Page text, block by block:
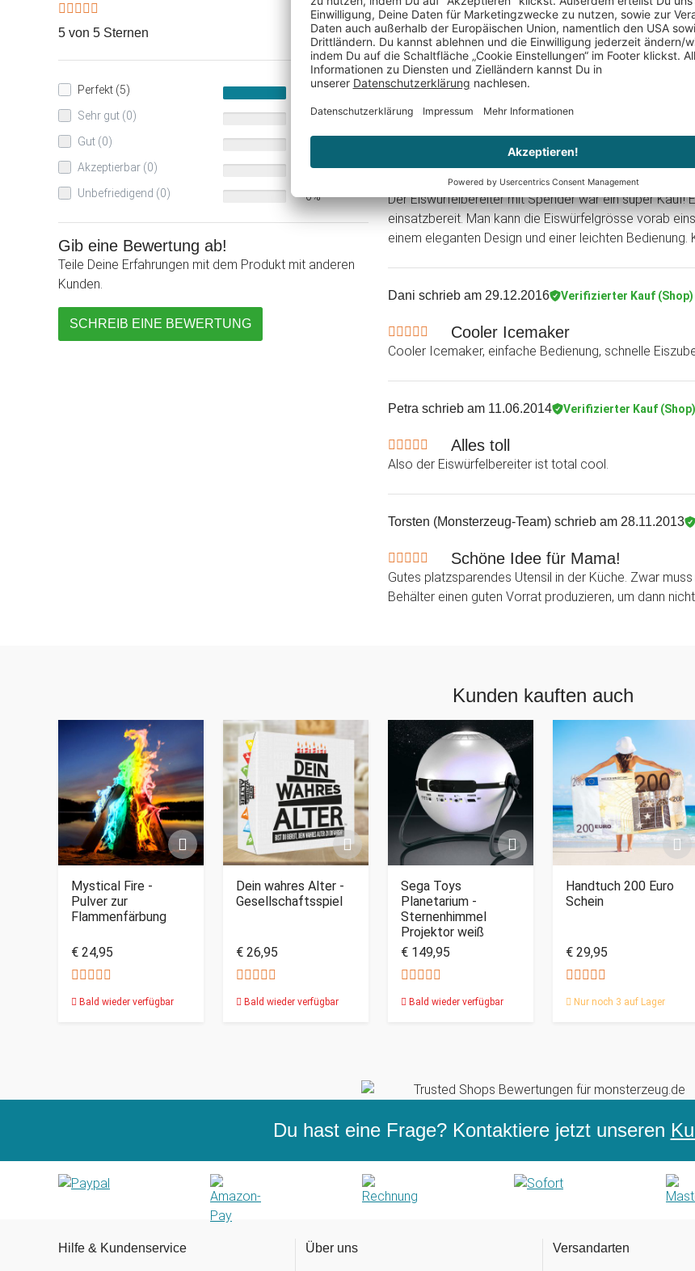
5 von 5 Sternen
Perfekt (5)
Sehr gut (0)
0%
Gut (0)
Akzeptierbar (0)
0%
Unbefriedigend (0)
0%
Gib eine Bewertung ab!
Teile Deine Erfahrungen mit dem Produkt mit anderen
Kunden.
SCHREIB EINE BEWERTUNG
Inge Hschrieb am 22.07.2021 Verifizierter Kauf
Genau so, wie ich mir das Gerät vorgestellt hatte.
Eiswürfelbereiter mit Spender -
Der Eiswürfelbereiter mit Spender war ein super Kauf!
einsatzbereit. Man kann die Eiswürfelgrösse vorab
einem eleganten Design und einer leichten
Dani schrieb am 29.12.2016 Verifizierter Kauf (Shop)
Cooler Icemaker
Cooler Icemaker, einfache Bedienung, schnelle
Petra schrieb am 11.06.2014 Verifizierter Kauf (Shop)
Alles toll
Also der Eiswürfelbereiter ist total cool.
Torsten (Monsterzeug-Team) schrieb am 28.11.2013
Schöne Idee für Mama!
Gutes platzsparendes Utensil in der Küche. Zwar
Behälter einen guten Vorrat produzieren, um dann
Kunden kauften auch
Mystical Fire -
Pulver zur
Flammenfärbung
€ 24,95
Bald wieder verfügbar
Dein wahres Alter -
Gesellschaftsspiel
€ 26,95
Bald wieder verfügbar
Sega Toys
Planetarium -
Sternenhimmel
Projektor weiß
€ 149,95
Bald wieder verfügbar
Handtuch 200 Euro
Schein
€ 29,95
Nur noch 3 auf Lager
Du hast eine Frage? Kontaktiere jetzt unseren
Hilfe & Kundenservice Über uns Versandarten